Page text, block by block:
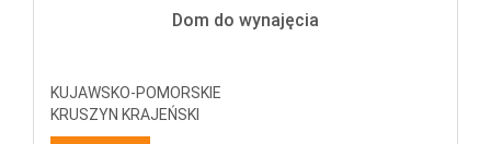
Dom do wynajęcia
KUJAWSKO-POMORSKIE
KRUSZYN KRAJEŃSKI